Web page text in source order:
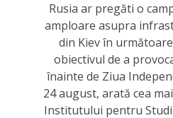
Rusia ar pregăti o
amploare asupra
din Kiev în
obiectivul de a
înainte de Ziua
24 august, arată cea
Institutului pentru